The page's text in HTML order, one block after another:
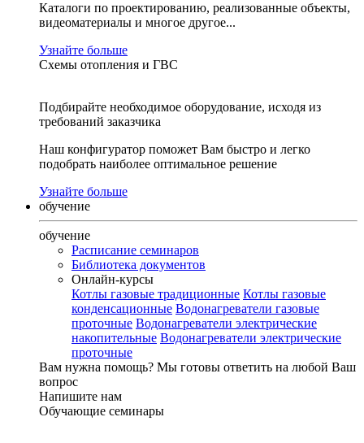
Каталоги по проектированию, реализованные объекты,
видеоматериалы и многое другое...
Узнайте больше
Схемы отопления и ГВС
Подбирайте необходимое оборудование, исходя из
требований заказчика
Наш конфигуратор поможет Вам быстро и легко
подобрать наиболее оптимальное решение
Узнайте больше
обучение
обучение
Расписание семинаров
Библиотека документов
Онлайн-курсы
Котлы газовые традиционные Котлы газовые
конденсационные Водонагреватели газовые
проточные Водонагреватели электрические
накопительные Водонагреватели электрические
проточные
Вам нужна помощь? Мы готовы ответить на любой Ваш
вопрос
Напишите нам
Обучающие семинары